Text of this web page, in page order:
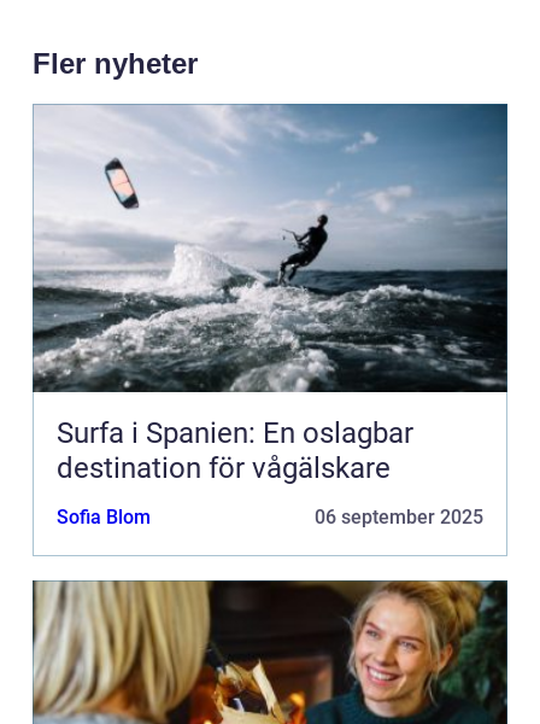
Fler nyheter
Surfa i Spanien: En oslagbar
destination för vågälskare
Sofia Blom 06 september 2025